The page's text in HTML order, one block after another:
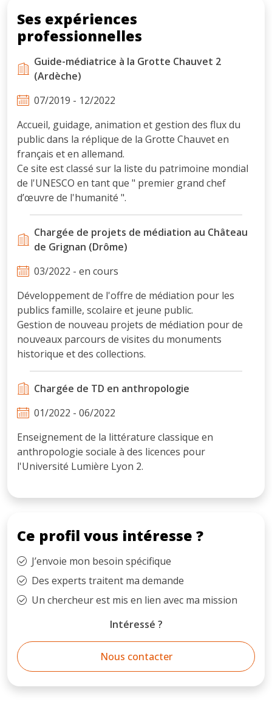
Ses expériences
professionnelles
Guide-médiatrice à la Grotte Chauvet 2
(Ardèche)
07/2019 - 12/2022
Accueil, guidage, animation et gestion des flux du
public dans la réplique de la Grotte Chauvet en
français et en allemand.
Ce site est classé sur la liste du patrimoine mondial
de l'UNESCO en tant que " premier grand chef
d’œuvre de l'humanité ".
Chargée de projets de médiation au Château
de Grignan (Drôme)
03/2022 - en cours
Développement de l'offre de médiation pour les
publics famille, scolaire et jeune public.
Gestion de nouveau projets de médiation pour de
nouveaux parcours de visites du monuments
historique et des collections.
Chargée de TD en anthropologie
01/2022 - 06/2022
Enseignement de la littérature classique en
anthropologie sociale à des licences pour
l'Université Lumière Lyon 2.
Ce profil vous intéresse ?
J’envoie mon besoin spécifique
Des experts traitent ma demande
Un chercheur est mis en lien avec ma mission
Intéressé ?
Nous contacter